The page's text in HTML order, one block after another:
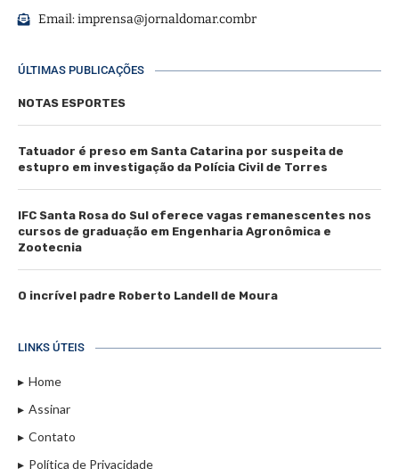
Email:imprensa@jornaldomar.combr
ÚLTIMAS PUBLICAÇÕES
NOTAS ESPORTES
Tatuador é preso em Santa Catarina por suspeita de
estupro em investigação da Polícia Civil de Torres
IFC Santa Rosa do Sul oferece vagas remanescentes nos
cursos de graduação em Engenharia Agronômica e
Zootecnia
O incrível padre Roberto Landell de Moura
LINKS ÚTEIS
Home
Assinar
Contato
Política de Privacidade